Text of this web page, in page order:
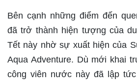
Bên cạnh những điểm đến
đã trở thành hiện tượng của
Tết này nhờ sự xuất hiện của
Aqua Adventure. Dù mới khai
công viên nước này đã lập